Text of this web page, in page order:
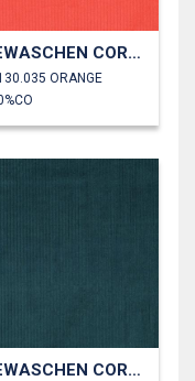
GEWASCHEN CORD 4.5W
ORANGE
GEWASCHEN CORD 4.5W